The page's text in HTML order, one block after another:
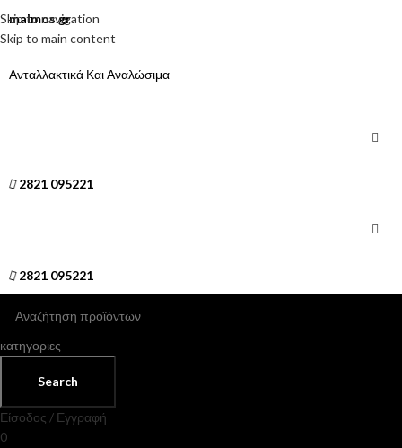
Skip to navigation
Skip to main content
malmos.gr
Ανταλλακτικά Και Αναλώσιμα
2821 095221
2821 095221
κατηγοριες
Search
Είσοδος / Εγγραφή
0